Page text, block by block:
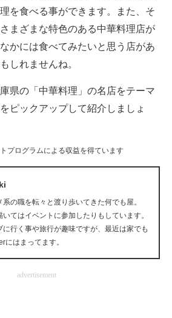
レンド
選べる
ント
かる
事例
を食べる事ができます。また、そ
まざまな特色のある中華料理店が
かには食べてみたいと思う店があ
しれませんね。
県の「中華料理」の名店をテーマ
ピックアップして紹介しましょ
プログラムによる収益を得ています
の職を転々と渡り歩いてきた何でも屋。
てはイベントに参加したりもしています。
に行く事や旅行が趣味ですが、最近は家でも
にはまってます。
advertisement